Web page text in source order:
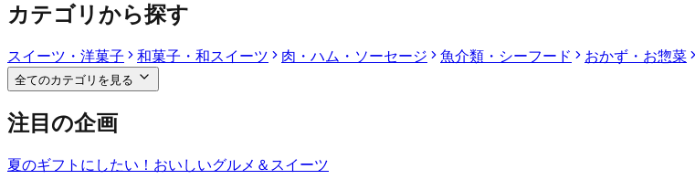
カテゴリから探す
スイーツ・洋菓子 和菓子・和スイーツ 肉・ハム・ソーセージ 魚介類・シーフード おかず・お惣菜
全てのカテゴリを見る
注目の企画
夏のギフトにしたい！おいしいグルメ＆スイーツ